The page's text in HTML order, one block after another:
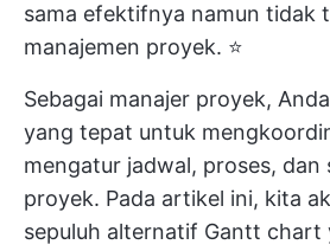
sama efektifnya namun tidak
manajemen proyek. ⭐️
Sebagai manajer proyek,
yang tepat untuk
mengatur jadwal, proses, dan
proyek. Pada artikel ini, kita
sepuluh alternatif Gantt chart